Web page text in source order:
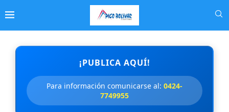
¡PUBLICA AQUÍ!
Para información comunicarse al: 0424-
7749955